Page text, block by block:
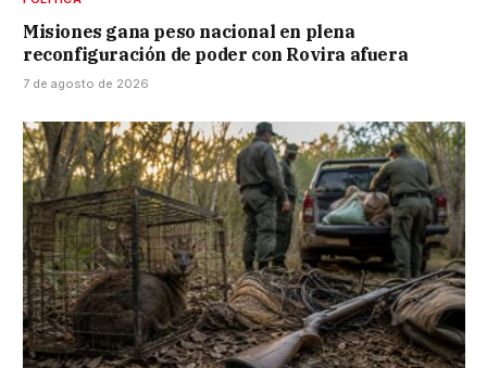
Misiones gana peso nacional en plena
reconfiguración de poder con Rovira afuera
7 de agosto de 2026